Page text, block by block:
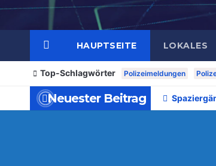
HAUPTSEITE LOKALES
Top-Schlagwörter Polizeimeldungen
Neuester Beitrag